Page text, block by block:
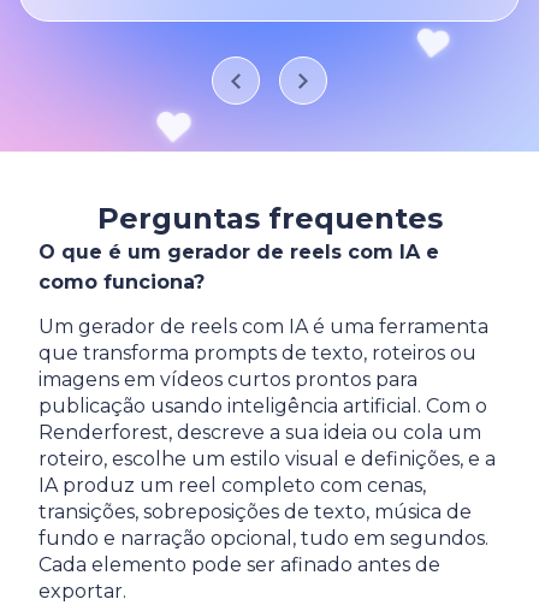
Perguntas frequentes
O que é um gerador de reels com IA e
como funciona?
Um gerador de reels com IA é uma ferramenta
que transforma prompts de texto, roteiros ou
imagens em vídeos curtos prontos para
publicação usando inteligência artificial. Com o
Renderforest, descreve a sua ideia ou cola um
roteiro, escolhe um estilo visual e definições, e a
IA produz um reel completo com cenas,
transições, sobreposições de texto, música de
fundo e narração opcional, tudo em segundos.
Cada elemento pode ser afinado antes de
exportar.